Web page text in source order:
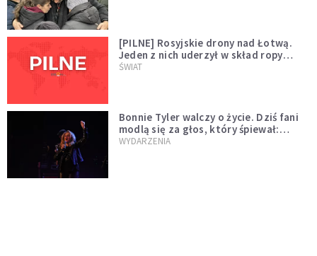
[PILNE] Rosyjskie drony nad Łotwą.
Jeden z nich uderzył w skład ropy
naftowej
ŚWIAT
Bonnie Tyler walczy o życie. Dziś fani
modlą się za głos, który śpiewał:
"Lord, help me"
WYDARZENIA